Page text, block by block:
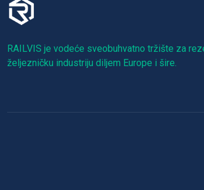
RAILVIS je vodeće sveobuhvatno tržište za
željezničku industriju diljem Europe i šire.